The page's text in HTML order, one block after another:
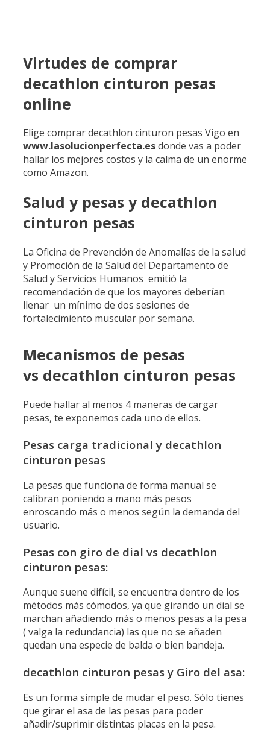
Virtudes de comprar
decathlon cinturon pesas
online
Elige comprar decathlon cinturon pesas Vigo en
www.lasolucionperfecta.esdonde vas a poder
hallar los mejores costos y la calma de un enorme
como Amazon.
Salud y pesas y decathlon
cinturon pesas
La Oficina de Prevención de Anomalías de la salud
y Promoción de la Salud del Departamento de
Salud y Servicios Humanos emitió la
recomendación de que los mayores deberían
llenar un mínimo de dos sesiones de
fortalecimiento muscular por semana.
Mecanismos de pesas
vs decathlon cinturon pesas
Puede hallar al menos 4 maneras de cargar
pesas, te exponemos cada uno de ellos.
Pesas carga tradicional y decathlon
cinturon pesas
La pesas que funciona de forma manual se
calibran poniendo a mano más pesos
enroscando más o menos según la demanda del
usuario.
Pesas con giro de dial vs decathlon
cinturon pesas:
Aunque suene difícil, se encuentra dentro de los
métodos más cómodos, ya que girando un dial se
marchan añadiendo más o menos pesas a la pesa
( valga la redundancia) las que no se añaden
quedan una especie de balda o bien bandeja.
decathlon cinturon pesas y Giro del asa:
Es un forma simple de mudar el peso. Sólo tienes
que girar el asa de las pesas para poder
añadir/suprimir distintas placas en la pesa.